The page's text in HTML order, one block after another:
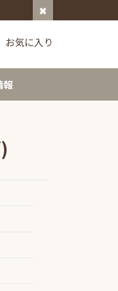
お気に入り
報